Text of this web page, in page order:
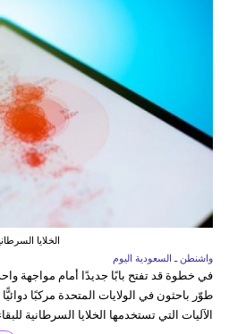
الخلايا
واشنطن ـ السعودية اليوم
في خطوة قد تفتح بابًا جديدًا أمام مواجهة
طوّر باحثون في الولايات المتحدة مركبًا
الآليات التي تستخدمها الخلايا السرطانية